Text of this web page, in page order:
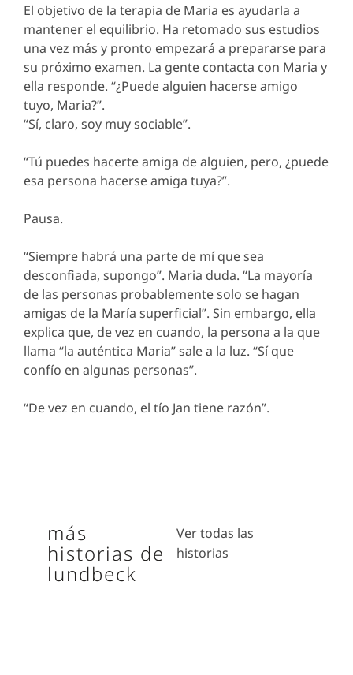
El objetivo de la terapia de Maria es ayudarla a
mantener el equilibrio. Ha retomado sus estudios
una vez más y pronto empezará a prepararse para
su próximo examen. La gente contacta con Maria y
ella responde. “¿Puede alguien hacerse amigo
tuyo, Maria?”.
“Sí, claro, soy muy sociable”.
“Tú puedes hacerte amiga de alguien, pero, ¿puede
esa persona hacerse amiga tuya?”.
Pausa.
“Siempre habrá una parte de mí que sea
desconfiada, supongo”. Maria duda. “La mayoría
de las personas probablemente solo se hagan
amigas de la María superficial”. Sin embargo, ella
explica que, de vez en cuando, la persona a la que
llama “la auténtica Maria” sale a la luz. “Sí que
confío en algunas personas”.
“De vez en cuando, el tío Jan tiene razón”.
más
historias de
lundbeck
Ver todas las
historias